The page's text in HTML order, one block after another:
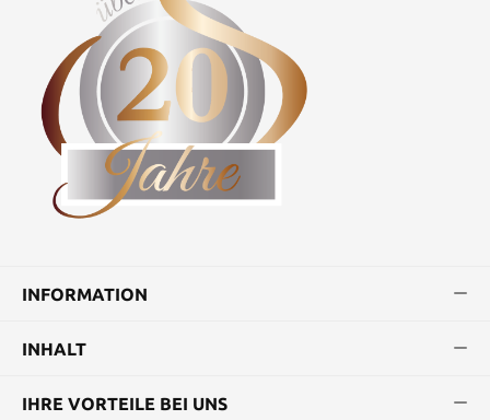
INFORMATION
INHALT
IHRE VORTEILE BEI UNS